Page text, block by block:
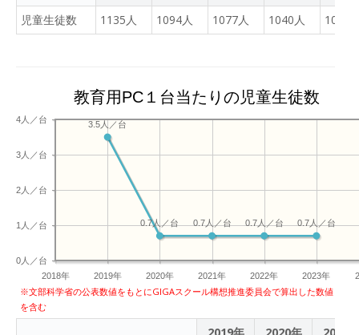
児童生徒数
1135人 1094人 1077人 1040人 1019
教育用PC１台当たりの児童生徒数
2018年 2019年 2020年 2021年 2022年 2023年
0人／台
1人／台
2人／台
3人／台
4人／台
0.7人／台
0.7人／台
0.7人／台
0.7人／台
3.5人／台
※文部科学省の公表数値をもとにGIGAスクール構想推進委員会で算出した数値
を含む